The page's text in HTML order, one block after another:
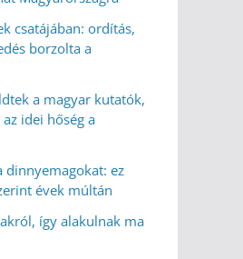
csatájában: ordítás,
borzolta a
a magyar kutatók,
idei hőség a
dinnyemagokat: ez
évek múltán
így alakulnak ma